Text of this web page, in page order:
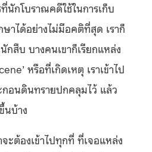
นักโบราณคดีใช้ในการเก็บ
าได้อย่างไม่มีอคติที่สุด เราก็
สืบ บางคนเขาก็เรียกแหล่ง
หรือที่เกิดเหตุ เราเข้าไป
อนดินทรายปกคลุมไว้ แล้ว
นบ้าง
ะต้องเข้าไปทุกที่ ที่เจอแหล่ง